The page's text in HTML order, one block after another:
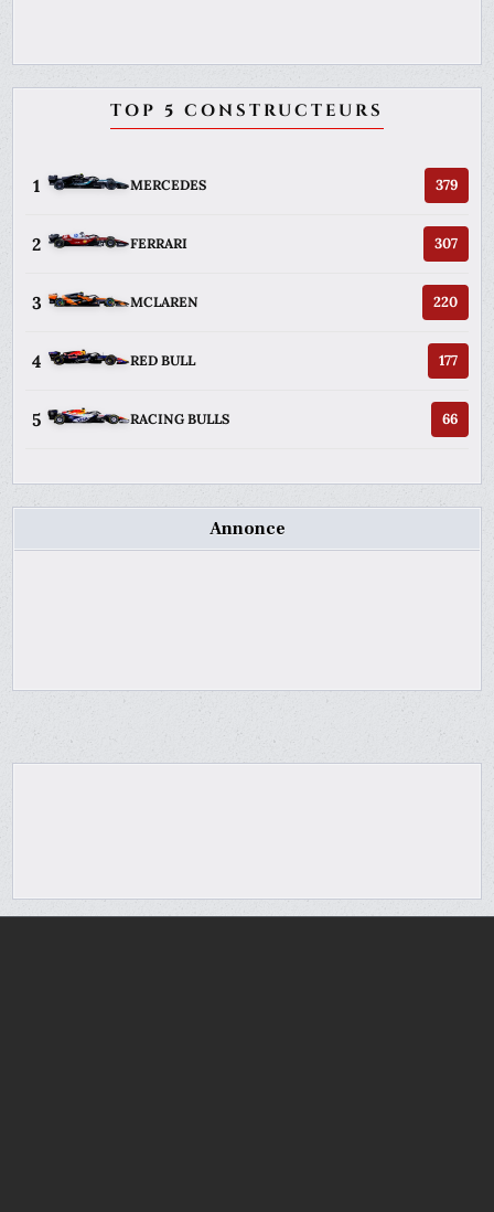
TOP 5 CONSTRUCTEURS
1 MERCEDES 379
2 FERRARI 307
3 MCLAREN 220
4 RED BULL 177
5 RACING BULLS 66
Annonce